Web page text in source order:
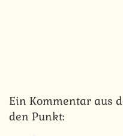
Ein Kommentar aus
den Punkt: